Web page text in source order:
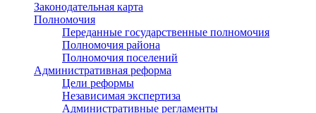
Законодательная карта
Полномочия
Переданные государственные полномочия
Полномочия района
Полномочия поселений
Административная реформа
Цели реформы
Независимая экспертиза
Административные регламенты